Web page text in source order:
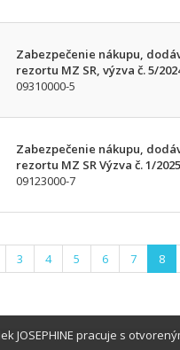
Zabezpečenie nákupu,
rezortu MZ SR, výzva č. 5/
09310000-5
Zabezpečenie nákupu,
rezortu MZ SR Výzva č. 1/2025
09123000-7
3 4 5 6 7 8
JOSEPHINE pracuje s